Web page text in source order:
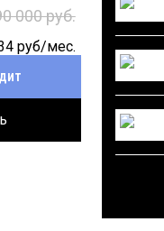
000 руб.
руб/мес.